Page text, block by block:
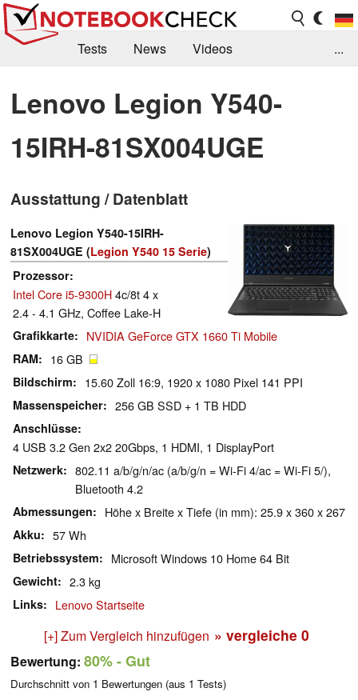
Tests News
Videos
Kaufberatung
Deals Suche
Jobs
Forum
...
Lenovo Legion Y540-
15IRH-81SX004UGE
Ausstattung / Datenblatt
Lenovo Legion Y540-15IRH-
81SX004UGE (Legion Y540 15 Serie)
Prozessor
Intel Core i5-9300H4c/8t 4 x
2.4 - 4.1 GHz, Coffee Lake-H
Grafikkarte NVIDIA GeForce GTX 1660 Ti Mobile
RAM 16 GB
Bildschirm 15.60 Zoll 16:9, 1920 x 1080 Pixel 141 PPI
Massenspeicher 256 GB SSD + 1 TB HDD
Anschlüsse
4 USB 3.2 Gen 2x2 20Gbps, 1 HDMI, 1 DisplayPort
Netzwerk
802.11 a/b/g/n/ac (a/b/g/n = Wi-Fi 4/ac = Wi-Fi 5/),
Bluetooth 4.2
Abmessungen Höhe x Breite x Tiefe (in mm): 25.9 x 360 x 267
Akku 57 Wh
Betriebssystem Microsoft Windows 10 Home 64 Bit
Gewicht 2.3 kg
Links Lenovo Startseite
[+] Zum Vergleich hinzufügen » vergleiche 0
Bewertung: 80%- Gut
Durchschnitt von 1 Bewertungen (aus 1 Tests)